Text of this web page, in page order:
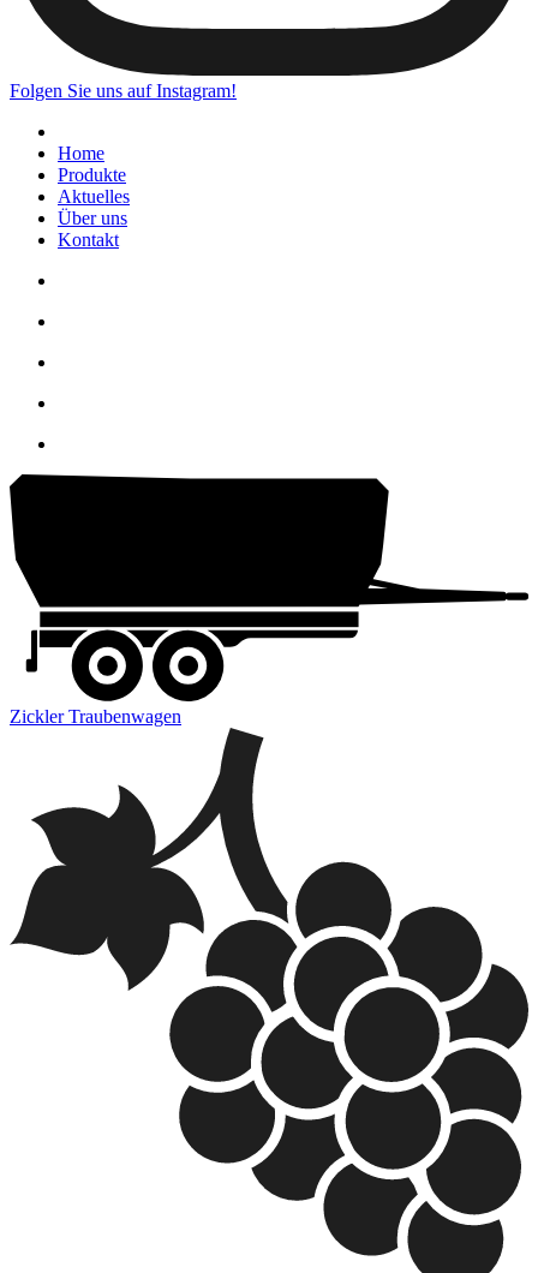
Folgen Sie uns auf Instagram!
Home
Produkte
Aktuelles
Über uns
Kontakt
Zickler Traubenwagen